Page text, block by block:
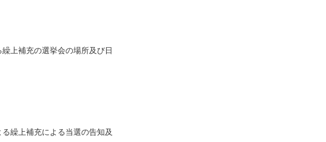
上補充の選挙会の場所及び日
繰上補充による当選の告知及